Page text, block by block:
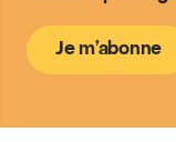
Je m’abonne